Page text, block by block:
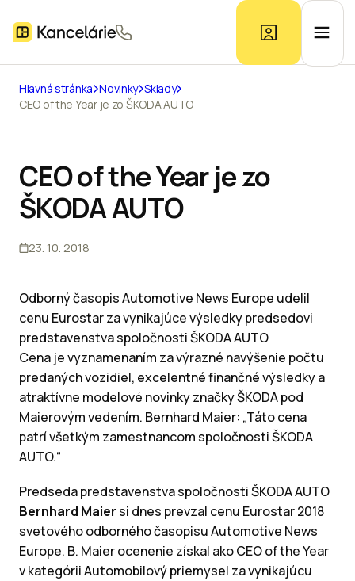
Prieskum trhu
Hlavná stránka Novinky Sklady
CEO of the Year je zo ŠKODA AUTO
CEO of the Year je zo
ŠKODA AUTO
23. 10. 2018
Odborný časopis Automotive News Europe udelil
cenu Eurostar za vynikajúce výsledky predsedovi
predstavenstva spoločnosti ŠKODA AUTO
Cena je vyznamenaním za výrazné navýšenie počtu
predaných vozidiel, excelentné finančné výsledky a
atraktívne modelové novinky značky ŠKODA pod
Maierovým vedením. Bernhard Maier: „Táto cena
patrí všetkým zamestnancom spoločnosti ŠKODA
AUTO.“
Predseda predstavenstva spoločnosti ŠKODA AUTO
Bernhard Maier si dnes prevzal cenu Eurostar 2018
svetového odborného časopisu Automotive News
Europe. B. Maier ocenenie získal ako CEO of the Year
v kategórii Automobilový priemysel za vynikajúcu